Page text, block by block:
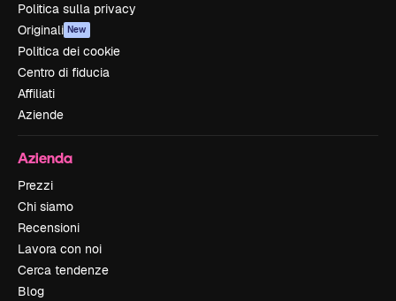
Politica sulla privacy
Originali New
Politica dei cookie
Centro di fiducia
Affiliati
Aziende
Azienda
Prezzi
Chi siamo
Recensioni
Lavora con noi
Cerca tendenze
Blog